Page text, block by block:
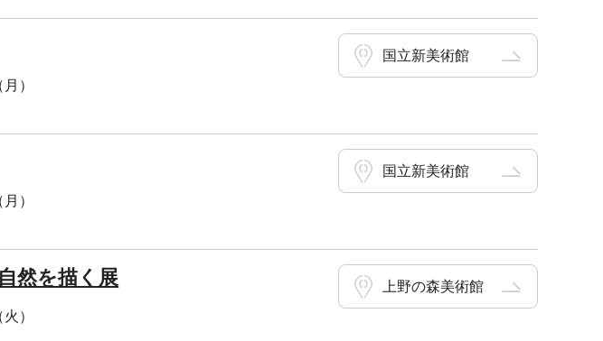
）
国立新美術館
）
国立新美術館
然を描く展
）
上野の森美術館